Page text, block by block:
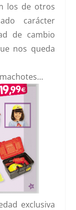
los de otros
carácter
de cambio
nos queda
exclusiva